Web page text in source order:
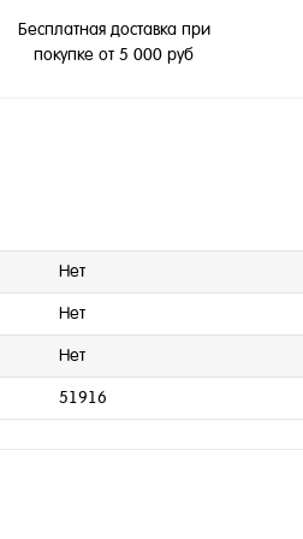
Бесплатная доставка при
покупке от 5 000 руб
Нет
Нет
Нет
51916